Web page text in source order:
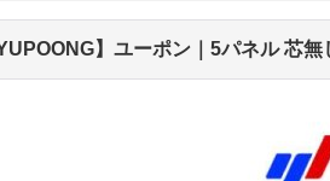
YUPOONG】ユーポン｜5パネル 芯